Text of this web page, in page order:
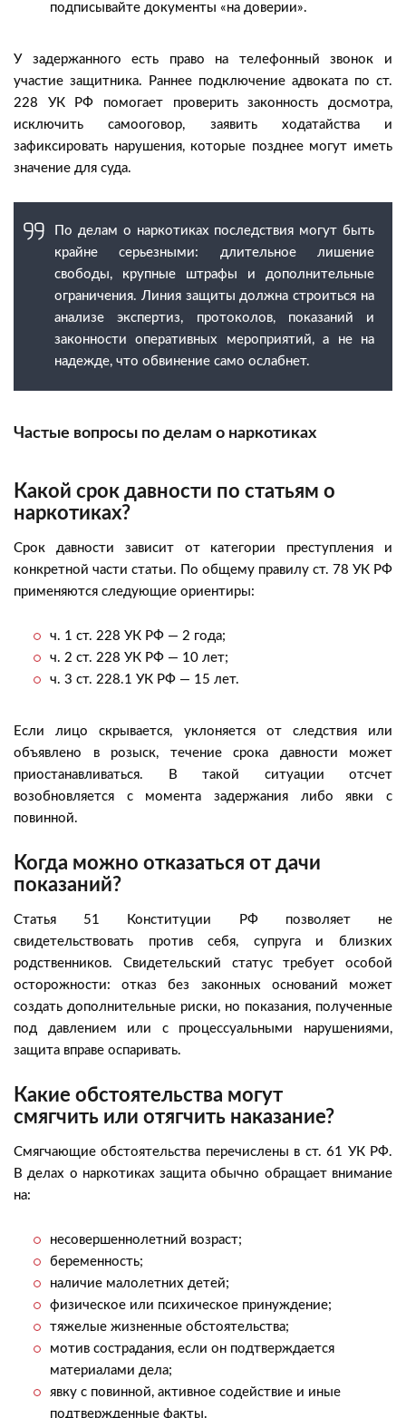
подписывайте документы «на доверии».
У задержанного есть право на телефонный звонок и
участие защитника. Раннее подключение адвоката по ст.
228 УК РФ помогает проверить законность досмотра,
исключить самооговор, заявить ходатайства и
зафиксировать нарушения, которые позднее могут иметь
значение для суда.
По делам о наркотиках последствия могут быть
крайне серьезными: длительное лишение
свободы, крупные штрафы и дополнительные
ограничения. Линия защиты должна строиться на
анализе экспертиз, протоколов, показаний и
законности оперативных мероприятий, а не на
надежде, что обвинение само ослабнет.
Частые вопросы по делам о наркотиках
Какой срок давности по статьям о
наркотиках?
Срок давности зависит от категории преступления и
конкретной части статьи. По общему правилу ст. 78 УК РФ
применяются следующие ориентиры:
ч. 1 ст. 228 УК РФ — 2 года;
ч. 2 ст. 228 УК РФ — 10 лет;
ч. 3 ст. 228.1 УК РФ — 15 лет.
Если лицо скрывается, уклоняется от следствия или
объявлено в розыск, течение срока давности может
приостанавливаться. В такой ситуации отсчет
возобновляется с момента задержания либо явки с
повинной.
Когда можно отказаться от дачи
показаний?
Статья 51 Конституции РФ позволяет не
свидетельствовать против себя, супруга и близких
родственников. Свидетельский статус требует особой
осторожности: отказ без законных оснований может
создать дополнительные риски, но показания, полученные
под давлением или с процессуальными нарушениями,
защита вправе оспаривать.
Какие обстоятельства могут
смягчить или отягчить наказание?
Смягчающие обстоятельства перечислены в ст. 61 УК РФ.
В делах о наркотиках защита обычно обращает внимание
на:
несовершеннолетний возраст;
беременность;
наличие малолетних детей;
физическое или психическое принуждение;
тяжелые жизненные обстоятельства;
мотив сострадания, если он подтверждается
материалами дела;
явку с повинной, активное содействие и иные
подтвержденные факты.